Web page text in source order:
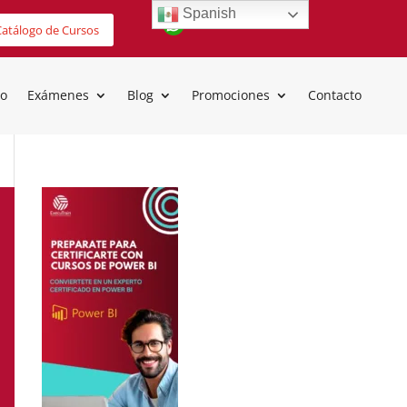
de Cursos
Exámenes Blog Promociones Contacto
Spanish